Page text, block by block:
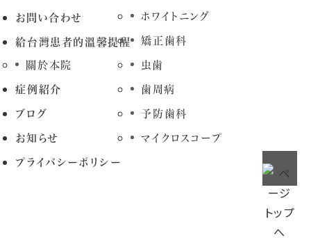
お問い合わせ
給台灣患者的溫馨提醒
關於本院
症例紹介
ブログ
お知らせ
プライバシーポリシー
ホワイトニング
矯正歯科
虫歯
歯周病
予防歯科
マイクロスコープ